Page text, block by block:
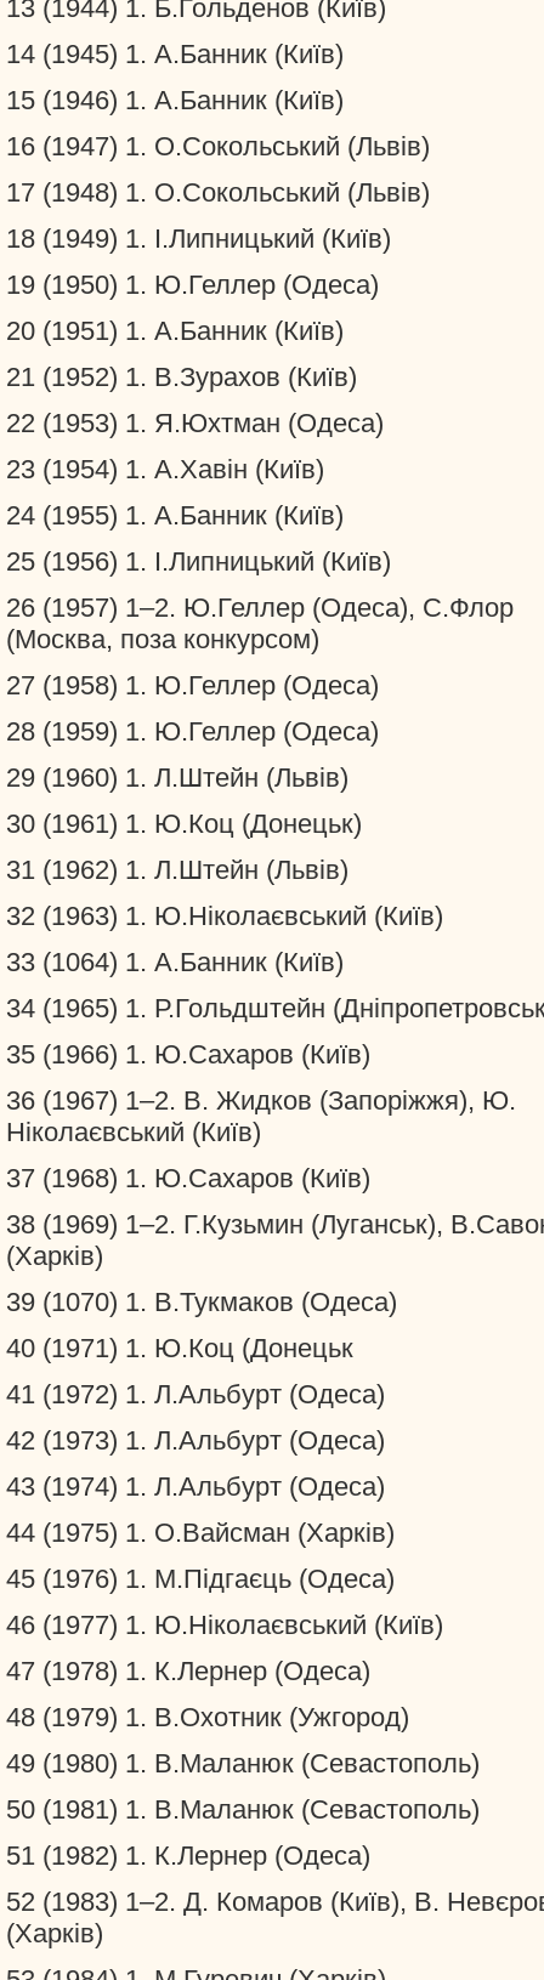
13 (1944) 1. Б.Гольденов (Київ)
14 (1945) 1. А.Банник (Київ)
15 (1946) 1. А.Банник (Київ)
16 (1947) 1. О.Сокольський (Львів)
17 (1948) 1. О.Сокольський (Львів)
18 (1949) 1. І.Липницький (Київ)
19 (1950) 1. Ю.Геллер (Одеса)
20 (1951) 1. А.Банник (Київ)
21 (1952) 1. В.Зурахов (Київ)
22 (1953) 1. Я.Юхтман (Одеса)
23 (1954) 1. А.Хавін (Київ)
24 (1955) 1. А.Банник (Київ)
25 (1956) 1. І.Липницький (Київ)
26 (1957) 1–2. Ю.Геллер (Одеса), С.Флор
(Москва, поза конкурсом)
27 (1958) 1. Ю.Геллер (Одеса)
28 (1959) 1. Ю.Геллер (Одеса)
29 (1960) 1. Л.Штейн (Львів)
30 (1961) 1. Ю.Коц (Донецьк)
31 (1962) 1. Л.Штейн (Львів)
32 (1963) 1. Ю.Ніколаєвський (Київ)
33 (1064) 1. А.Банник (Київ)
34 (1965) 1. Р.Гольдштейн
35 (1966) 1. Ю.Сахаров (Київ)
36 (1967) 1–2. В. Жидков (Запоріжжя), Ю.
Ніколаєвський (Київ)
37 (1968) 1. Ю.Сахаров (Київ)
38 (1969) 1–2. Г.Кузьмин (Луганськ),
(Харків)
39 (1070) 1. В.Тукмаков (Одеса)
40 (1971) 1. Ю.Коц (Донецьк
41 (1972) 1. Л.Альбурт (Одеса)
42 (1973) 1. Л.Альбурт (Одеса)
43 (1974) 1. Л.Альбурт (Одеса)
44 (1975) 1. О.Вайсман (Харків)
45 (1976) 1. М.Підгаєць (Одеса)
46 (1977) 1. Ю.Ніколаєвський (Київ)
47 (1978) 1. К.Лернер (Одеса)
48 (1979) 1. В.Охотник (Ужгород)
49 (1980) 1. В.Маланюк (Севастополь)
50 (1981) 1. В.Маланюк (Севастополь)
51 (1982) 1. К.Лернер (Одеса)
52 (1983) 1–2. Д. Комаров (Київ), В.
(Харків)